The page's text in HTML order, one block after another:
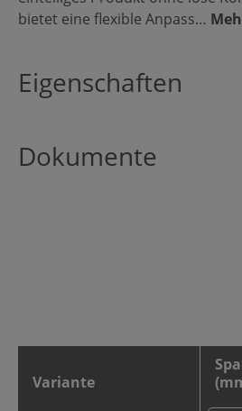
bietet eine flexible Anpass…
Eigenschaften
Dokumente
Variante